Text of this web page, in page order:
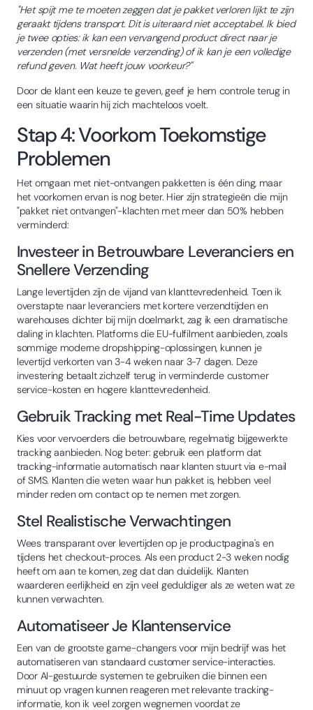
"Het spijt me te moeten zeggen dat je pakket verloren lijkt te zijn
geraakt tijdens transport. Dit is uiteraard niet acceptabel. Ik bied
je twee opties: ik kan een vervangend product direct naar je
verzenden (met versnelde verzending) of ik kan je een volledige
refund geven. Wat heeft jouw voorkeur?"
Door de klant een keuze te geven, geef je hem controle terug in
een situatie waarin hij zich machteloos voelt.
Stap 4: Voorkom Toekomstige
Problemen
Het omgaan met niet-ontvangen pakketten is één ding, maar
het voorkomen ervan is nog beter. Hier zijn strategieën die mijn
"pakket niet ontvangen"-klachten met meer dan 50% hebben
verminderd:
Investeer in Betrouwbare Leveranciers en
Snellere Verzending
Lange levertijden zijn de vijand van klanttevredenheid. Toen ik
overstapte naar leveranciers met kortere verzendtijden en
warehouses dichter bij mijn doelmarkt, zag ik een dramatische
daling in klachten. Platforms die EU-fulfilment aanbieden, zoals
sommige moderne dropshipping-oplossingen, kunnen je
levertijd verkorten van 3-4 weken naar 3-7 dagen. Deze
investering betaalt zichzelf terug in verminderde customer
service-kosten en hogere klanttevredenheid.
Gebruik Tracking met Real-Time Updates
Kies voor vervoerders die betrouwbare, regelmatig bijgewerkte
tracking aanbieden. Nog beter: gebruik een platform dat
tracking-informatie automatisch naar klanten stuurt via e-mail
of SMS. Klanten die weten waar hun pakket is, hebben veel
minder reden om contact op te nemen met zorgen.
Stel Realistische Verwachtingen
Wees transparant over levertijden op je productpagina's en
tijdens het checkout-proces. Als een product 2-3 weken nodig
heeft om aan te komen, zeg dat dan duidelijk. Klanten
waarderen eerlijkheid en zijn veel geduldiger als ze weten wat ze
kunnen verwachten.
Automatiseer Je Klantenservice
Een van de grootste game-changers voor mijn bedrijf was het
automatiseren van standaard customer service-interacties.
Door AI-gestuurde systemen te gebruiken die binnen een
minuut op vragen kunnen reageren met relevante tracking-
informatie, kon ik veel zorgen wegnemen voordat ze